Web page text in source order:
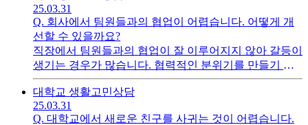
25.03.31
Q. 회사에서 팀원들과의 협업이 어렵습니다. 어떻게 개
선할 수 있을까요?
직장에서 팀원들과의 협업이 잘 이루어지지 않아 갈등이
생기는 경우가 많습니다. 협력적인 분위기를 만들기 위
해 어떤 노력을 해야 할지, 그리고 팀워크를 향상시키기
위한 구체적인 방법이 궁금합니다.
대학교 생활고민상담
25.03.31
Q. 대학교에서 새로운 친구를 사귀는 것이 어렵습니다.